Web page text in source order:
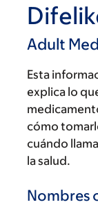
Adult
Esta
explica lo
cómo
cuándo
la salud.
Nombres